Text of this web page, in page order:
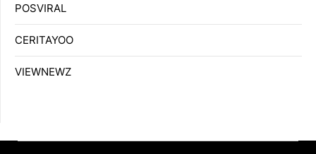
POSVIRAL
CERITAYOO
VIEWNEWZ